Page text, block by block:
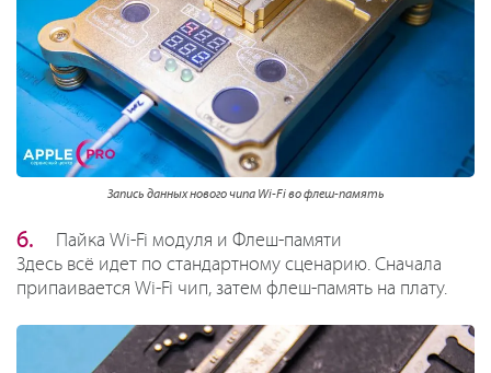
Запись данных нового чипа Wi-Fi во флеш-память
Пайка Wi-Fi модуля и Флеш-памяти
Здесь всё идет по стандартному сценарию. Сначала
припаивается Wi-Fi чип, затем флеш-память на плату.